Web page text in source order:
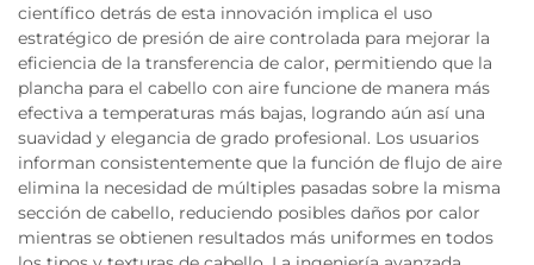
científico detrás de esta innovación implica el uso
estratégico de presión de aire controlada para mejorar la
eficiencia de la transferencia de calor, permitiendo que la
plancha para el cabello con aire funcione de manera más
efectiva a temperaturas más bajas, logrando aún así una
suavidad y elegancia de grado profesional. Los usuarios
informan consistentemente que la función de flujo de aire
elimina la necesidad de múltiples pasadas sobre la misma
sección de cabello, reduciendo posibles daños por calor
mientras se obtienen resultados más uniformes en todos